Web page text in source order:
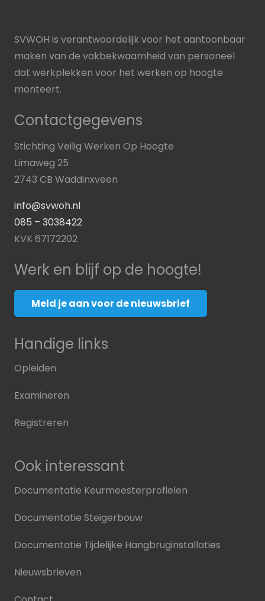
SVWOH is verantwoordelijk voor het aantoonbaar
maken van de vakbekwaamheid van personeel
dat werkplekken voor het werken op hoogte
monteert.
Contactgegevens
Stichting Veilig Werken Op Hoogte
Limaweg 25
2743 CB Waddinxveen
info@svwoh.nl
085 – 3038422
KVK 67172202
Werk en blijf op de hoogte!
Meld je aan voor de nieuwsbrief
Handige links
Opleiden
Examineren
Registreren
Ook interessant
Documentatie Keurmeesterprofielen
Documentatie Steigerbouw
Documentatie Tijdelijke Hangbruginstallaties
Nieuwsbrieven